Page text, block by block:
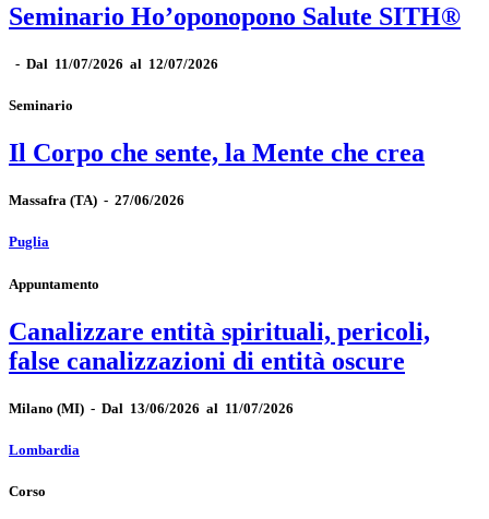
Seminario Ho’oponopono Salute SITH®
- Dal 11/07/2026 al 12/07/2026
Seminario
Il Corpo che sente, la Mente che crea
Massafra (TA) - 27/06/2026
Puglia
Appuntamento
Canalizzare entità spirituali, pericoli,
false canalizzazioni di entità oscure
Milano (MI) - Dal 13/06/2026 al 11/07/2026
Lombardia
Corso